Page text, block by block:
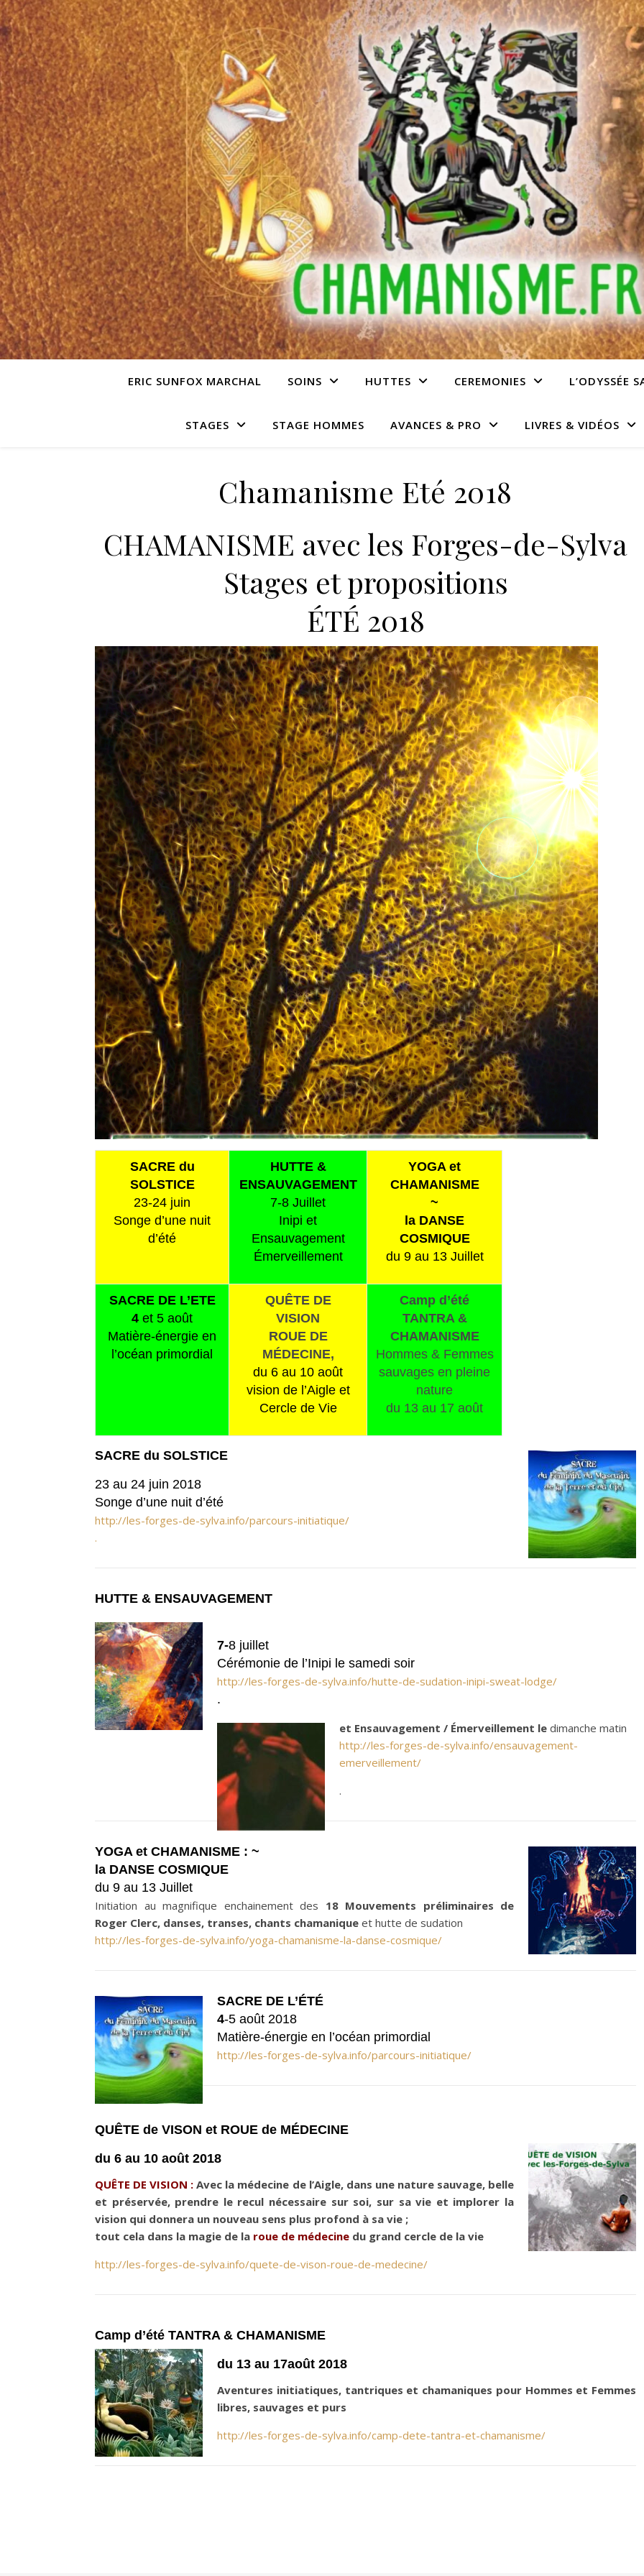
ERIC SUNFOX MARCHAL SOINS HUTTES CEREMONIES L’ODYSSÉE
STAGES STAGE HOMMES AVANCES & PRO LIVRES & VIDÉOS
Chamanisme Eté 2018
CHAMANISME avec les Forges-de-Sylva
Stages et propositions
ÉTÉ 2018
SACRE du
SOLSTICE
23-24 juin
Songe d’une nuit
d’été
HUTTE &
ENSAUVAGEMENT
7-8 Juillet
Inipi et
Ensauvagement
Émerveillement
YOGA et
CHAMANISME
~
la DANSE
COSMIQUE
du 9 au 13 Juillet
SACRE DE L’ETE
4 et 5 août
Matière-énergie en
l’océan primordial
QUÊTE DE
VISION
ROUE DE
MÉDECINE,
du 6 au 10 août
vision de l’Aigle et
Cercle de Vie
Camp d’été
TANTRA &
CHAMANISME
Hommes & Femmes
sauvages en pleine
nature
du 13 au 17 août
SACRE du SOLSTICE
23 au 24 juin 2018
Songe d’une nuit d’été
http://les-forges-de-sylva.info/parcours-initiatique/
.
HUTTE & ENSAUVAGEMENT
7-8 juillet
Cérémonie de l’Inipi le samedi soir
http://les-forges-de-sylva.info/hutte-de-sudation-inipi-sweat-lodge/
.
et Ensauvagement / Émerveillement le dimanche matin
http://les-forges-de-sylva.info/ensauvagement-
emerveillement/
.
YOGA et CHAMANISME : ~
la DANSE COSMIQUE
du 9 au 13 Juillet
Initiation au magnifique enchainement des 18 Mouvements préliminaires de
Roger Clerc, danses, transes, chants chamanique et hutte de sudation
http://les-forges-de-sylva.info/yoga-chamanisme-la-danse-cosmique/
SACRE DE L’ÉTÉ
4-5 août 2018
Matière-énergie en l’océan primordial
http://les-forges-de-sylva.info/parcours-initiatique/
QUÊTE de VISON et ROUE de MÉDECINE
du 6 au 10 août 2018
QUÊTE DE VISION : Avec la médecine de l’Aigle, dans une nature sauvage, belle
et préservée, prendre le recul nécessaire sur soi, sur sa vie et implorer la
vision qui donnera un nouveau sens plus profond à sa vie ;
tout cela dans la magie de la roue de médecine du grand cercle de la vie
http://les-forges-de-sylva.info/quete-de-vison-roue-de-medecine/
Camp d’été TANTRA & CHAMANISME
du 13 au 17août 2018
Aventures initiatiques, tantriques et chamaniques pour Hommes et Femmes
libres, sauvages et purs
http://les-forges-de-sylva.info/camp-dete-tantra-et-chamanisme/
Supervision pour les accompagnants -
nouvelle formule
3 livres de Eric Sunfox Marchal